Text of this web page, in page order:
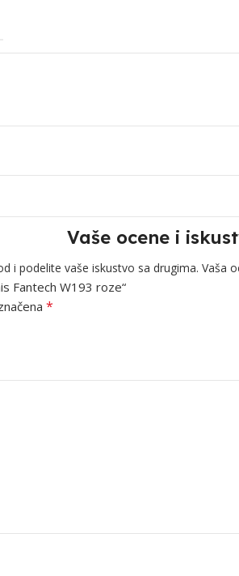
Vaše ocene i
i podelite vaše iskustvo sa drugima. Vaša
Fantech W193 roze“
*